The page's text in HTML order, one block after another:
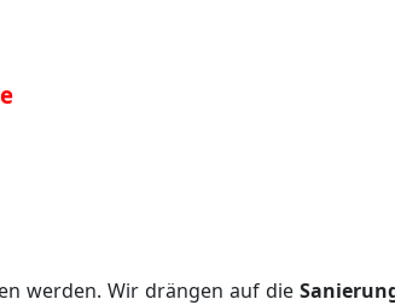
werden. Wir drängen auf die